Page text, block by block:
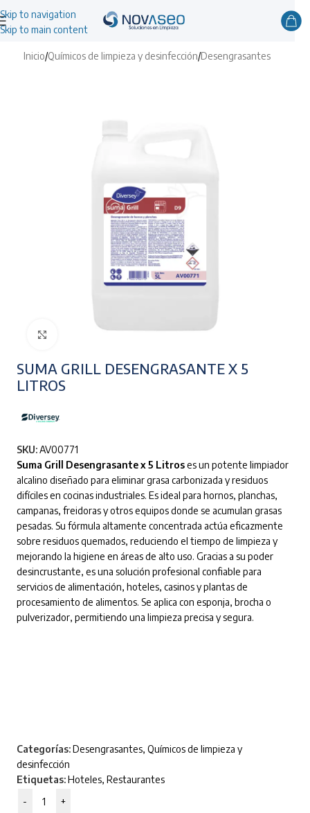
Skip to navigation
Skip to main content
Inicio/Químicos de limpieza y desinfección/Desengrasantes
SUMA GRILL DESENGRASANTE X 5
LITROS
SKU:AV00771
Suma Grill Desengrasante x 5 Litroses un potente limpiador
alcalino diseñado para eliminar grasa carbonizada y residuos
difíciles en cocinas industriales. Es ideal para hornos, planchas,
campanas, freidoras y otros equipos donde se acumulan grasas
pesadas. Su fórmula altamente concentrada actúa eficazmente
sobre residuos quemados, reduciendo el tiempo de limpieza y
mejorando la higiene en áreas de alto uso. Gracias a su poder
desincrustante, es una solución profesional confiable para
servicios de alimentación, hoteles, casinos y plantas de
procesamiento de alimentos. Se aplica con esponja, brocha o
pulverizador, permitiendo una limpieza precisa y segura.
Categorías:Desengrasantes, Químicos de limpieza y
desinfección
Etiquetas:Hoteles, Restaurantes
-
+